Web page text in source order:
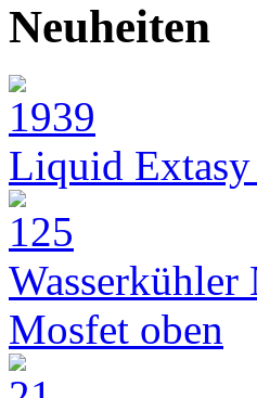
Neuheiten
Liquid Extasy
Mosfet oben